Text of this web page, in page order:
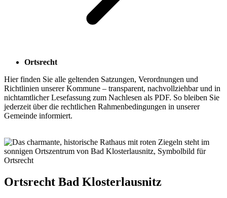
Ortsrecht
Hier finden Sie alle geltenden Satzungen, Verordnungen und
Richtlinien unserer Kommune – transparent, nachvollziehbar und in
nichtamtlicher Lesefassung zum Nachlesen als PDF. So bleiben Sie
jederzeit über die rechtlichen Rahmenbedingungen in unserer
Gemeinde informiert.
Ortsrecht Bad Klosterlausnitz